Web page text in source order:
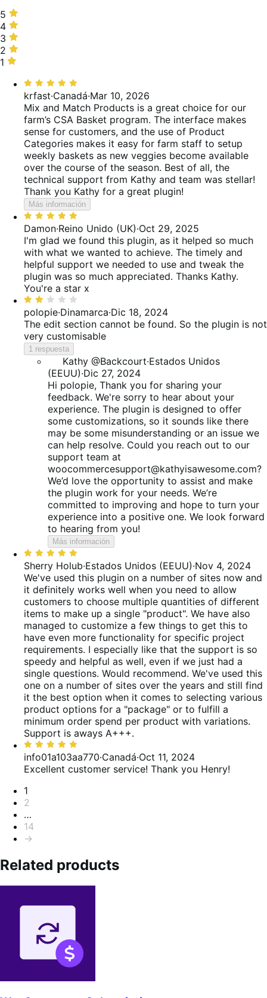
5
estrellas,
99 %
de
valoraciones
5
4
estrellas,
0 %
de
4
3
estrellas,
0 %
valoraciones
3
2
estrellas,
valoraciones
2
1
0 %
valoraciones
1
Valoración:
5
de
5
krfast·Canadá·Mar 10, 2026
Mix and Match Products is a great choice for our
farm’s CSA Basket program. The interface makes
sense for customers, and the use of Product
Categories makes it easy for farm staff to setup
weekly baskets as new veggies become available
over the course of the season. Best of all, the
technical support from Kathy and team was stellar!
Thank you Kathy for a great plugin!
Más información
Valoración:
5
de
5
Damon·Reino Unido (UK)·Oct 29, 2025
I'm glad we found this plugin, as it helped so much
with what we wanted to achieve. The timely and
helpful support we needed to use and tweak the
plugin was so much appreciated. Thanks Kathy.
You're a star x
Valoración:
2
de
5
polopie·Dinamarca·Dic 18, 2024
The edit section cannot be found. So the plugin is not
very customisable
1 respuesta
Kathy @Backcourt·Estados Unidos
(EEUU)·Dic 27, 2024
Hi polopie, Thank you for sharing your
feedback. We're sorry to hear about your
experience. The plugin is designed to offer
some customizations, so it sounds like there
may be some misunderstanding or an issue we
can help resolve. Could you reach out to our
support team at
woocommercesupport@kathyisawesome.com?
We’d love the opportunity to assist and make
the plugin work for your needs. We’re
committed to improving and hope to turn your
experience into a positive one. We look forward
to hearing from you!
Más información
Valoración:
5
de
5
Sherry Holub·Estados Unidos (EEUU)·Nov 4, 2024
We've used this plugin on a number of sites now and
it definitely works well when you need to allow
customers to choose multiple quantities of different
items to make up a single "product". We have also
managed to customize a few things to get this to
have even more functionality for specific project
requirements. I especially like that the support is so
speedy and helpful as well, even if we just had a
single questions. Would recommend. We've used this
one on a number of sites over the years and still find
it the best option when it comes to selecting various
product options for a "package" or to fulfill a
minimum order spend per product with variations.
Support is aways A+++.
Valoración:
5
de
info01a103aa770·Canadá·Oct 11, 2024
Excellent customer service! Thank you Henry!
Paginación
1
2
…
14
→
Related products